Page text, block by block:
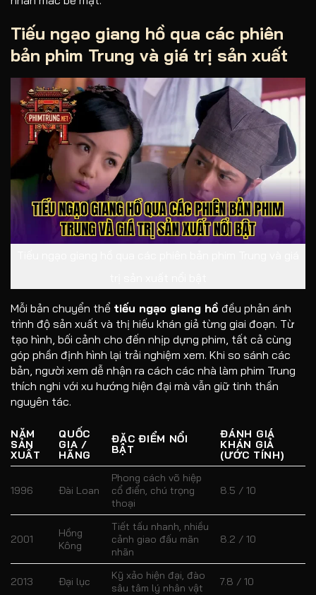
Tiếu ngạo giang hồ qua các phiên
bản phim Trung và giá trị sản xuất
Mỗi bản chuyển thể tiếu ngạo giang hồ đều phản ánh
trình độ sản xuất và thị hiếu khán giả từng giai đoạn. Từ
tạo hình, bối cảnh cho đến nhịp dựng phim, tất cả cùng
góp phần định hình lại trải nghiệm xem. Khi so sánh các
bản, người xem dễ nhận ra cách các nhà làm phim Trung
thích nghi với xu hướng hiện đại mà vẫn giữ tinh thần
nguyên tác.
NĂM
SẢN
XUẤT
QUỐC
GIA /
HÃNG
ĐẶC ĐIỂM NỔI
BẬT
ĐÁNH GIÁ
KHÁN GIẢ
(ƯỚC TÍNH)
1996 Đài Loan
Phong cách võ hiệp
cổ điển, chú trọng
thoại
8.5 / 10
2001
Hồng
Kông
Tiết tấu nhanh, nhiều
cảnh giao đấu mãn
nhãn
8.2 / 10
2013 Đại lục
Kỹ xảo hiện đại, đào
sâu tâm lý nhân vật
7.8 / 10